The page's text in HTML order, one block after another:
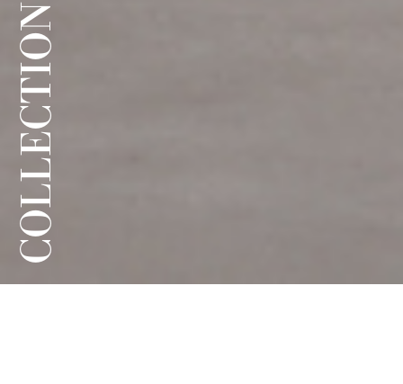
COLLECTION